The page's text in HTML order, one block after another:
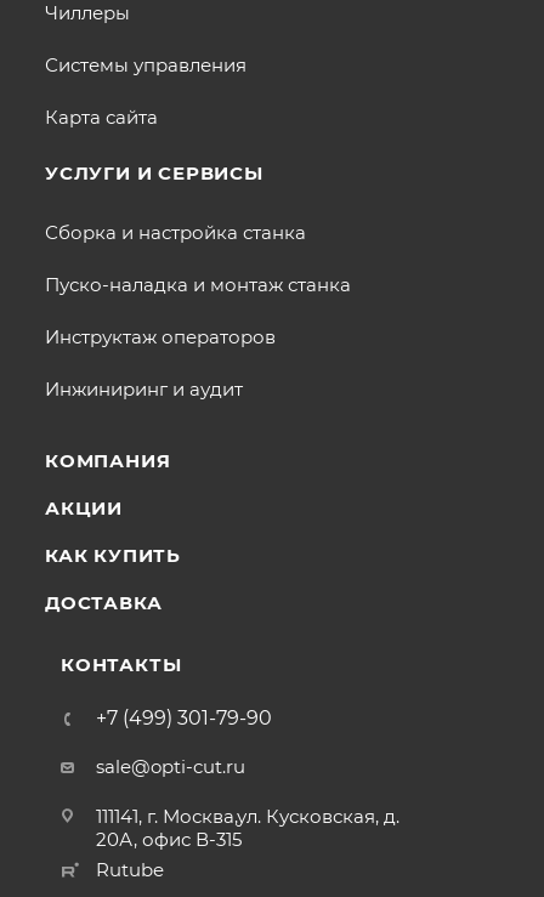
Чиллеры
Системы управления
Карта сайта
УСЛУГИ И СЕРВИСЫ
Сборка и настройка станка
Пуско-наладка и монтаж станка
Инструктаж операторов
Инжиниринг и аудит
КОМПАНИЯ
АКЦИИ
КАК КУПИТЬ
ДОСТАВКА
КОНТАКТЫ
+7 (499) 301-79-90
sale@opti-cut.ru
111141, г. Москва,ул. Кусковская, д.
20А, офис В-315
Rutube